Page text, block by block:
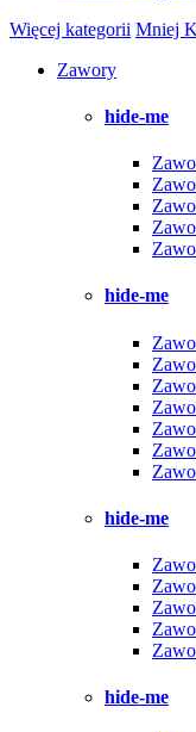
Więcej kategorii Mniej
Zawory
hide-me
hide-me
hide-me
hide-me